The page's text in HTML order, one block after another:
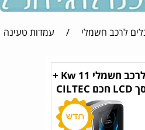
לרכב חשמלי /
עמדות טעינה
עמדת טעינה לרכב חשמלי 11 Kw +
אפליקציה מסך LCD חכם CILTEC
26